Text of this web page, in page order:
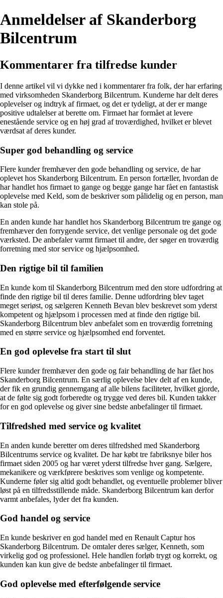
Anmeldelser af Skanderborg
Bilcentrum
Kommentarer fra tilfredse kunder
I denne artikel vil vi dykke ned i kommentarer fra folk, der har erfaring
med virksomheden Skanderborg Bilcentrum. Kunderne har delt deres
oplevelser og indtryk af firmaet, og det er tydeligt, at der er mange
positive udtalelser at berette om. Firmaet har formået at levere
enestående service og en høj grad af troværdighed, hvilket er blevet
værdsat af deres kunder.
Super god behandling og service
Flere kunder fremhæver den gode behandling og service, de har
oplevet hos Skanderborg Bilcentrum. En person fortæller, hvordan de
har handlet hos firmaet to gange og begge gange har fået en fantastisk
oplevelse med Keld, som de beskriver som pålidelig og en person, man
kan stole på.
En anden kunde har handlet hos Skanderborg Bilcentrum tre gange og
fremhæver den forrygende service, det venlige personale og det gode
værksted. De anbefaler varmt firmaet til andre, der søger en troværdig
forretning med stor service og hjælpsomhed.
Den rigtige bil til familien
En kunde kom til Skanderborg Bilcentrum med den store udfordring at
finde den rigtige bil til deres familie. Denne udfordring blev taget
meget seriøst, og sælgeren Kenneth Bevan blev beskrevet som yderst
kompetent og hjælpsom i processen med at finde den rigtige bil.
Skanderborg Bilcentrum blev anbefalet som en troværdig forretning
med en større service og hjælpsomhed end forventet.
En god oplevelse fra start til slut
Flere kunder fremhæver den gode og fair behandling de har fået hos
Skanderborg Bilcentrum. En særlig oplevelse blev delt af en kunde,
der fik en grundig gennemgang af alle bilens faciliteter, hvilket gjorde,
at de følte sig godt forberedte og trygge ved deres bil. Kunden takker
for en god oplevelse og giver sine bedste anbefalinger til firmaet.
Tilfredshed med service og kvalitet
En anden kunde beretter om deres tilfredshed med Skanderborg
Bilcentrums service og kvalitet. De har købt tre fabriksnye biler hos
firmaet siden 2005 og har været yderst tilfredse hver gang. Sælgere,
mekanikere og værkførere beskrives som venlige og kompetente.
Kunderne føler sig altid godt behandlet, og eventuelle problemer bliver
løst på en tilfredsstillende måde. Skanderborg Bilcentrum kan derfor
varmt anbefales, lyder det fra kunden.
God handel og service
En kunde beskriver en god handel med en Renault Captur hos
Skanderborg Bilcentrum. De omtaler deres sælger, Kenneth, som
virkelig god og professionel. Hele handlen forløb trygt og korrekt, og
kunden kan kun give de bedste anbefalinger til firmaet.
God oplevelse med efterfølgende service